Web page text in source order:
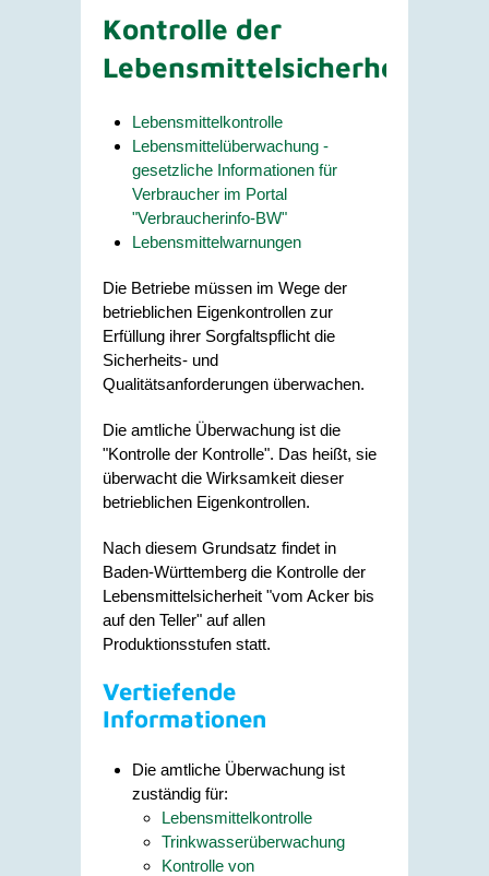
Kontrolle der
Lebensmittelsicherheit
Lebensmittelkontrolle
Lebensmittelüberwachung -
gesetzliche Informationen für
Verbraucher im Portal
"Verbraucherinfo-BW"
Lebensmittelwarnungen
Die Betriebe müssen im Wege der
betrieblichen Eigenkontrollen zur
Erfüllung ihrer Sorgfaltspflicht die
Sicherheits- und
Qualitätsanforderungen überwachen.
Die amtliche Überwachung ist die
"Kontrolle der Kontrolle". Das heißt, sie
überwacht die Wirksamkeit dieser
betrieblichen Eigenkontrollen.
Nach diesem Grundsatz findet in
Baden-Württemberg die Kontrolle der
Lebensmittelsicherheit "vom Acker bis
auf den Teller" auf allen
Produktionsstufen statt.
Vertiefende
Informationen
Die amtliche Überwachung ist
zuständig für:
Lebensmittelkontrolle
Trinkwasserüberwachung
Kontrolle von